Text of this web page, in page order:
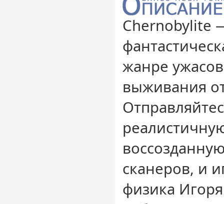
Chernobylite
жанре
выживания
сканеров, и
физика